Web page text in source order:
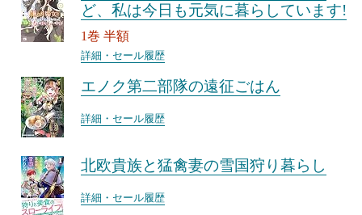
ど、私は今日も元気に暮らしています!
1巻 半額
詳細・セール履歴
エノク第二部隊の遠征ごはん
詳細・セール履歴
北欧貴族と猛禽妻の雪国狩り暮らし
詳細・セール履歴